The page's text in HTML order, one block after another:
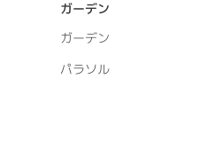
ガーデン
ガーデン
パラソル